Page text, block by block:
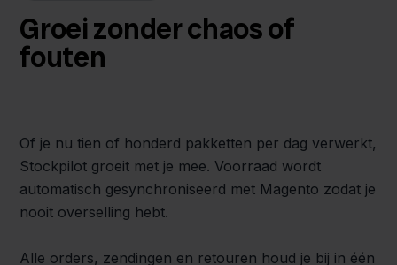
Groei zonder chaos of
fouten
Of je nu tien of honderd pakketten per dag verwerkt,
Stockpilot groeit met je mee. Voorraad wordt
automatisch gesynchroniseerd met Magento zodat je
nooit overselling hebt.
Alle orders, zendingen en retouren houd je bij in één